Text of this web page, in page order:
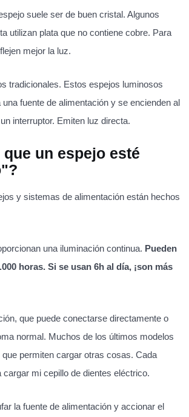
suele ser de buen cristal. Algunos
utilizan plata que no contiene cobre. Para
mejor la luz.
tradicionales. Estos espejos luminosos
fuente de alimentación y se encienden al
interruptor. Emiten luz directa.
que un espejo esté
y sistemas de alimentación están hechos
una iluminación continua. Pueden
horas. Si se usan 6h al día, ¡son más
que puede conectarse directamente o
normal. Muchos de los últimos modelos
permiten cargar otras cosas. Cada
cargar mi cepillo de dientes eléctrico.
la fuente de alimentación y accionar el